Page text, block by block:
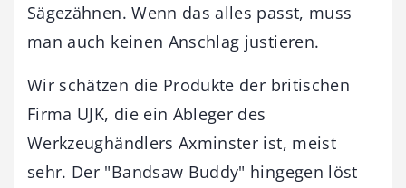
Sägezähnen. Wenn das alles passt, muss
man auch keinen Anschlag justieren.
Wir schätzen die Produkte der britischen
Firma UJK, die ein Ableger des
Werkzeughändlers Axminster ist, meist
sehr. Der "Bandsaw Buddy" hingegen löst